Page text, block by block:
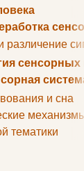
сенсорных
и сна
механизмы
тематики